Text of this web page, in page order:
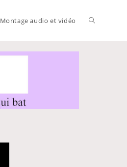
Montage audio et vidéo Toggle